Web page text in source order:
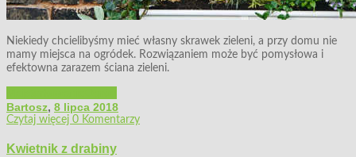
Niekiedy chcielibyśmy mieć własny skrawek zieleni, a przy domu nie
mamy miejsca na ogródek. Rozwiązaniem może być pomysłowa i
efektowna zarazem ściana zieleni.
Bartosz, 8 lipca 2018
Czytaj więcej 0 Komentarzy
Kwietnik z drabiny